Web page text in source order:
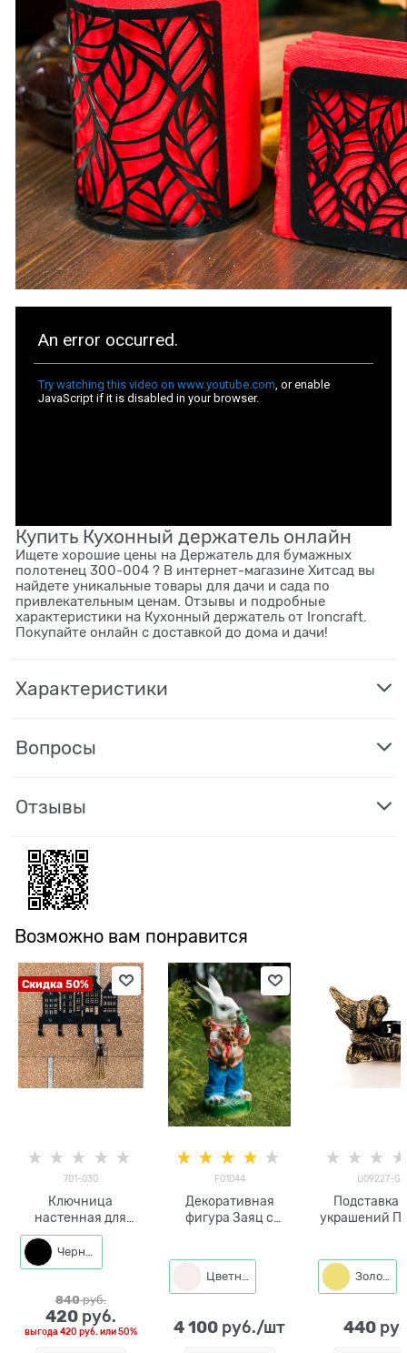
Купить Кухонный держатель онлайн
Ищете хорошие цены на Держатель для бумажных
полотенец 300-004 ? В интернет-магазине Хитсад вы
найдете уникальные товары для дачи и сада по
привлекательным ценам. Отзывы и подробные
характеристики на Кухонный держатель от Ironcraft.
Покупайте онлайн с доставкой до дома и дачи!
Характеристики
Вопросы
Отзывы
Возможно вам понравится
Скидка 50%
701-030
Ключница
настенная для
прихожей
Черный
840 руб.
420 руб.
выгода 420 руб. или50%
F01044
Декоративная
фигура Заяц с
Цветная
4 100 руб./шт
U09227-G
Подставка
украшений
Золото
440